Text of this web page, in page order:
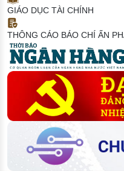
GIÁO DỤC TÀI CHÍNH
THÔNG CÁO BÁO CHÍ ẤN